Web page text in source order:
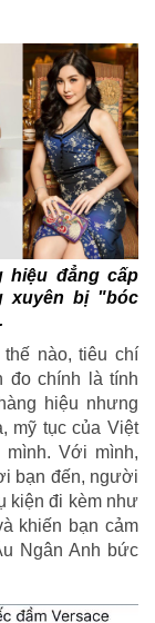
hiệu đẳng cấp
xuyên bị "bóc
nào, tiêu chí
đo chính là tính
hiệu nhưng
mỹ tục của Việt
Với mình,
bạn đến, người
kiện đi kèm như
khiến bạn cảm
Ngân Anh bức